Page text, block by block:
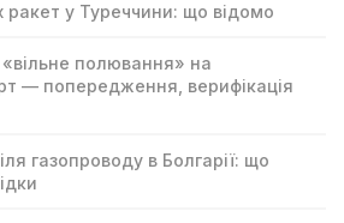
ракет у Туреччини: що відомо
полювання» на
— попередження, верифікація
газопроводу в Болгарії: що